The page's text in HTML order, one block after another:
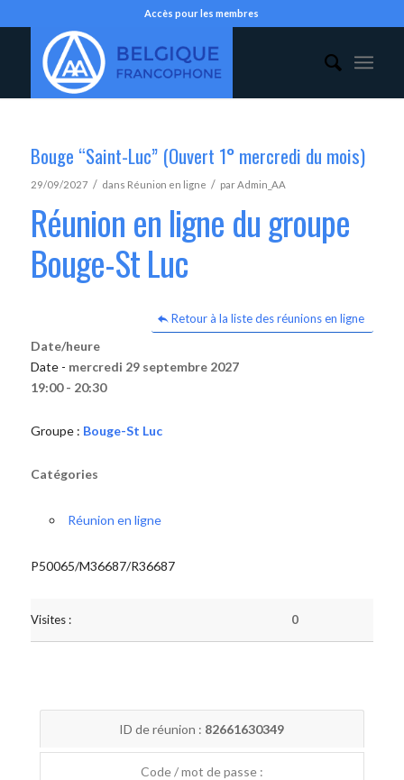
Accès pour les membres
Bouge “Saint-Luc” (Ouvert 1° mercredi du mois)
29/09/2027 / dans Réunion en ligne / parAdmin_AA
Réunion en ligne du groupe
Bouge-St Luc
Retour à la liste des réunions en ligne
Date/heure
Date - mercredi 29 septembre 2027
19:00 - 20:30
Groupe : Bouge-St Luc
Catégories
Réunion en ligne
P50065/M36687/R36687
Visites : 0
ID de réunion : 82661630349
Code / mot de passe :